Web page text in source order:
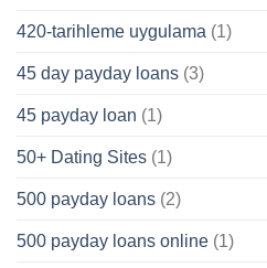
420-tarihleme uygulama (1)
45 day payday loans (3)
45 payday loan (1)
50+ Dating Sites (1)
500 payday loans (2)
500 payday loans online (1)